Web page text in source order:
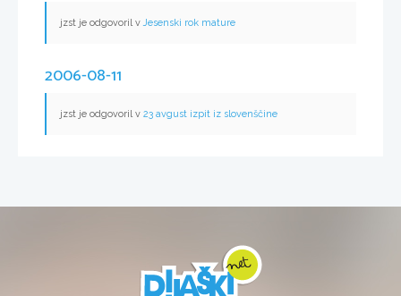
jzst je odgovoril vJesenski rok mature
2006-08-11
jzst je odgovoril v 23 avgust izpit iz slovenščine